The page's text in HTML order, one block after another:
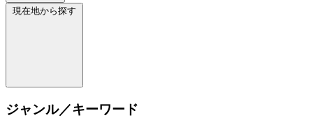
現在地から探す
ジャンル／キーワード